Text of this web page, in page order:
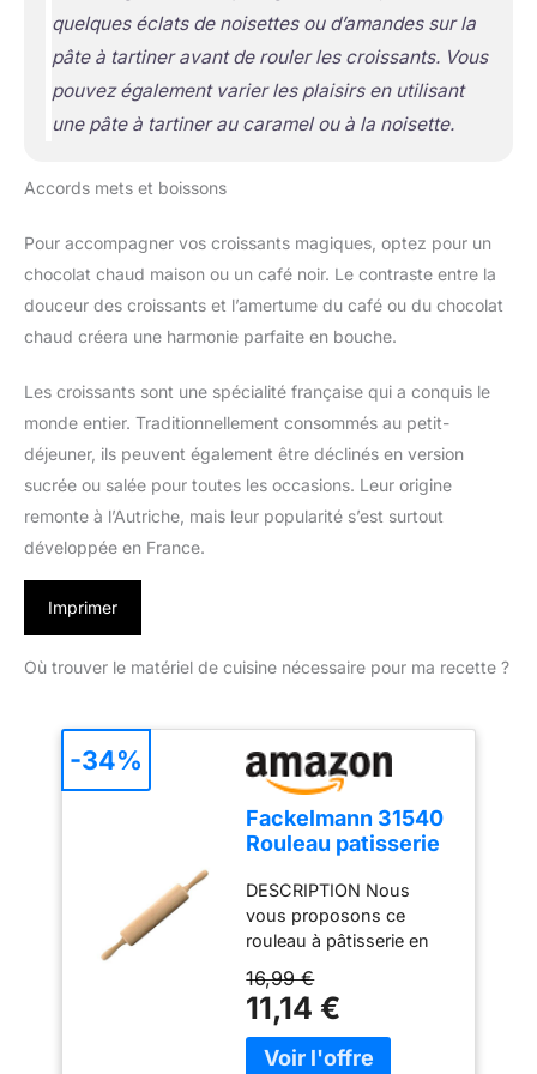
quelques éclats de noisettes ou d’amandes sur la
pâte à tartiner avant de rouler les croissants. Vous
pouvez également varier les plaisirs en utilisant
une pâte à tartiner au caramel ou à la noisette.
Accords mets et boissons
Pour accompagner vos croissants magiques, optez pour un
chocolat chaud maison ou un café noir. Le contraste entre la
douceur des croissants et l’amertume du café ou du chocolat
chaud créera une harmonie parfaite en bouche.
Les croissants sont une spécialité française qui a conquis le
monde entier. Traditionnellement consommés au petit-
déjeuner, ils peuvent également être déclinés en version
sucrée ou salée pour toutes les occasions. Leur origine
remonte à l’Autriche, mais leur popularité s’est surtout
développée en France.
Imprimer
Où trouver le matériel de cuisine nécessaire pour ma recette ?
Fackelmann 31540
Rouleau patisserie
pâtisserie,
accessoires
cuisine, ustensiles
de cuisine
patisserie, rouleau
à patisserie, Bois,
Métal, 44,5 x 6 x 6
DESCRIPTION Nous
vous proposons ce
rouleau à pâtisserie en
finement. Au centre du
rouleau il y a un axe
métallique qui lui donne
de la solidité LE PETIT +
16,99 €
11,14 €
-34%